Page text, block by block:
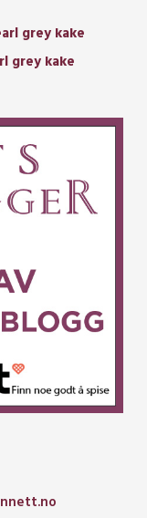
grey kake
grey kake